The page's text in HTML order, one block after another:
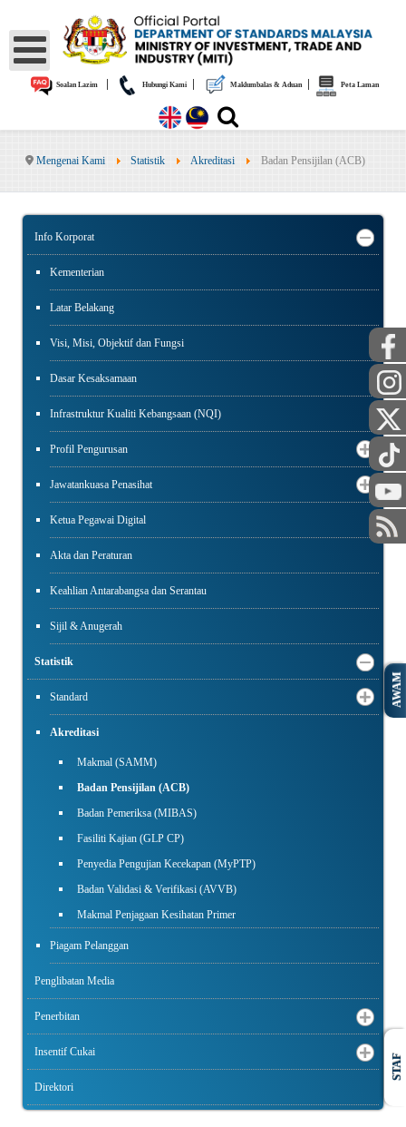
Soalan Lazim| Hubungi Kami| Maklumbalas & Aduan| Peta Laman
Mengenai Kami Statistik Akreditasi Badan Pensijilan (ACB)
Info Korporat
Kementerian
Latar Belakang
Visi, Misi, Objektif dan Fungsi
Dasar Kesaksamaan
Infrastruktur Kualiti Kebangsaan (NQI)
Profil Pengurusan
Jawatankuasa Penasihat
Ketua Pegawai Digital
Akta dan Peraturan
Keahlian Antarabangsa dan Serantau
Sijil & Anugerah
Statistik
Standard
Akreditasi
Makmal (SAMM)
Badan Pensijilan (ACB)
Badan Pemeriksa (MIBAS)
Fasiliti Kajian (GLP CP)
Penyedia Pengujian Kecekapan (MyPTP)
Badan Validasi & Verifikasi (AVVB)
Makmal Penjagaan Kesihatan Primer
Piagam Pelanggan
Penglibatan Media
Penerbitan
Insentif Cukai
Direktori
AWAM
STAF